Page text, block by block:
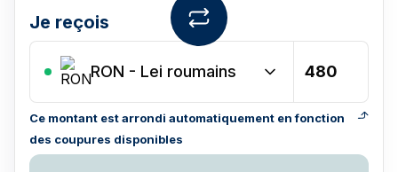
Je reçois
RON - Lei roumains
Ce montant est arrondi automatiquement en fonction
des coupures disponibles